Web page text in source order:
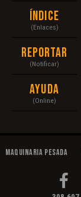
Índice
(Enlaces)
Reportar
(Notificar)
Ayuda
(Online)
Maquinaria Pesada